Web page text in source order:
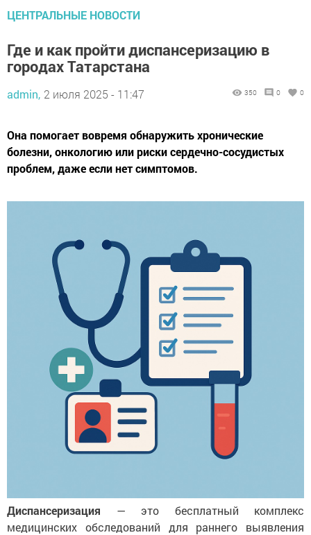
ЦЕНТРАЛЬНЫЕ НОВОСТИ
Где и как пройти диспансеризацию в
городах Татарстана
admin, 2 июля 2025 - 11:47 350 0 0
Она помогает вовремя обнаружить хронические
болезни, онкологию или риски сердечно-сосудистых
проблем, даже если нет симптомов.
Диспансеризация — это бесплатный комплекс
медицинских обследований для раннего выявления